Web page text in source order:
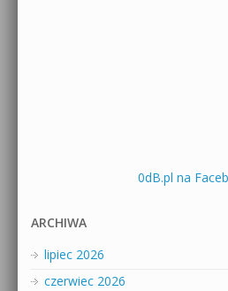
0dB.pl na
ARCHIWA
lipiec 2026
czerwiec 2026